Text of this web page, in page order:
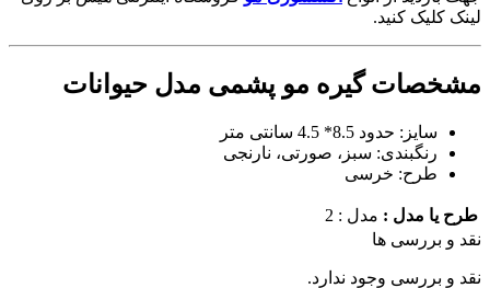
گیره مو پشمی مدل حیوانات
4.5 سانتی متر
سبز، صورتی، نارنجی
خرسی
: مدل : 2
ها
وجود ندارد.